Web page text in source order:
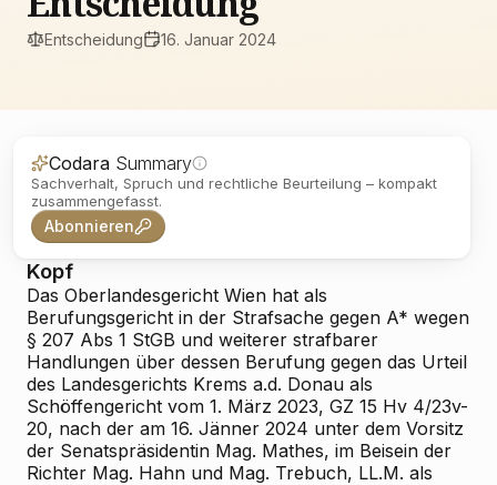
Entscheidung 16. Januar 2024
Codara Summary
Sachverhalt, Spruch und rechtliche Beurteilung – kompakt
zusammengefasst.
Abonnieren
Kopf
Das Oberlandesgericht Wien hat als
Berufungsgericht in der Strafsache gegen A* wegen
§ 207 Abs 1 StGB und weiterer strafbarer
Handlungen über dessen Berufung gegen das Urteil
des Landesgerichts Krems a.d. Donau als
Schöffengericht vom 1. März 2023, GZ 15 Hv 4/23v-
20, nach der am 16. Jänner 2024 unter dem Vorsitz
der Senatspräsidentin Mag. Mathes, im Beisein der
Richter Mag. Hahn und Mag. Trebuch, LL.M. als